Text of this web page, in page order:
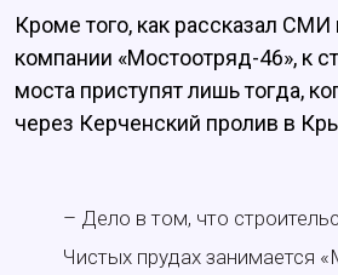
Кроме того, как рассказал СМИ
компании «Мостоотряд-46», к
моста приступят лишь тогда,
через Керченский пролив в
– Дело в том, что
Чистых прудах занимается